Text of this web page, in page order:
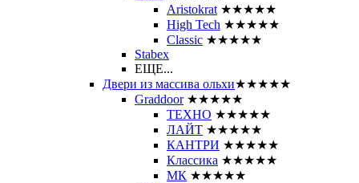
Aristokrat ★★★★★
High Tech ★★★★★
Classic ★★★★★
Stabex
ЕЩЕ...
Двери из массива ольхи★★★★★
Graddoor ★★★★★
ТЕХНО ★★★★★
ЛАЙТ ★★★★★
КАНТРИ ★★★★★
Классика ★★★★★
МК ★★★★★